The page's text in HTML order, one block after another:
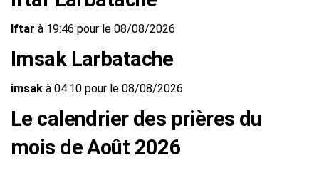
Iftar à 19:46 pour le 08/08/2026
Imsak Larbatache
imsak à 04:10 pour le 08/08/2026
Le calendrier des prières du
mois de Août 2026